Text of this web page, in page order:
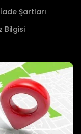
Şartları
Bilgisi